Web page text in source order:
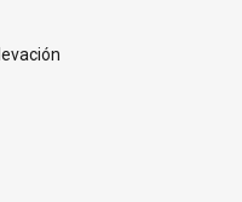
preferencias